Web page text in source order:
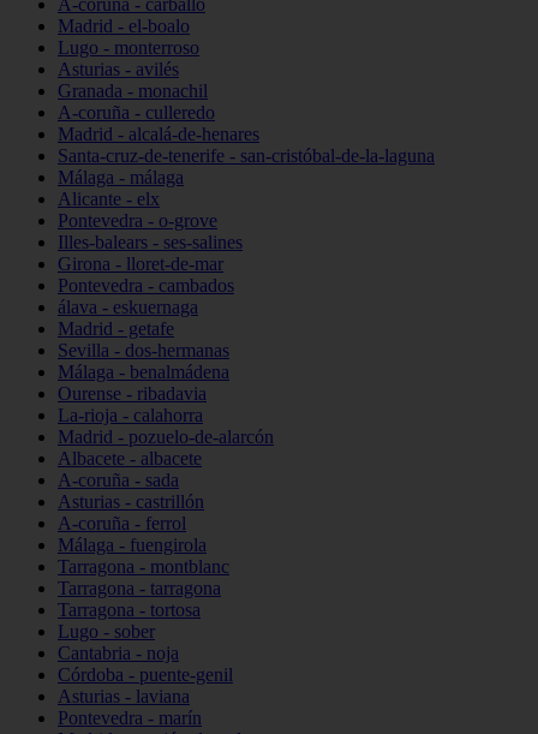
A-coruña - carballo
Madrid - el-boalo
Lugo - monterroso
Asturias - avilés
Granada - monachil
A-coruña - culleredo
Madrid - alcalá-de-henares
Santa-cruz-de-tenerife - san-cristóbal-de-la-laguna
Málaga - málaga
Alicante - elx
Pontevedra - o-grove
Illes-balears - ses-salines
Girona - lloret-de-mar
Pontevedra - cambados
álava - eskuernaga
Madrid - getafe
Sevilla - dos-hermanas
Málaga - benalmádena
Ourense - ribadavia
La-rioja - calahorra
Madrid - pozuelo-de-alarcón
Albacete - albacete
A-coruña - sada
Asturias - castrillón
A-coruña - ferrol
Málaga - fuengirola
Tarragona - montblanc
Tarragona - tarragona
Tarragona - tortosa
Lugo - sober
Cantabria - noja
Córdoba - puente-genil
Asturias - laviana
Pontevedra - marín